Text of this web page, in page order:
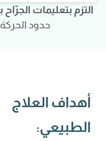
التزم بتعليمات
حدود
أهداف العلاج
الطبيعي: